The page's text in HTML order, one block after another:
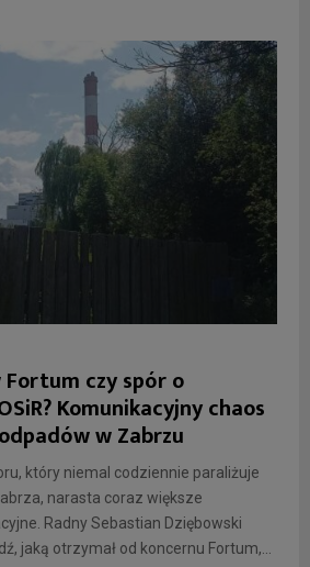
czy spór o
Komunikacyjny chaos
w Zabrzu
który niemal codziennie paraliżuje
narasta coraz większe
Radny Sebastian Dziębowski
jaką otrzymał od koncernu Fortum,...